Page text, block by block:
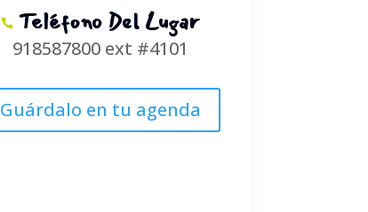
Teléfono Del Lugar
918587800 ext #4101
Guárdalo en tu agenda